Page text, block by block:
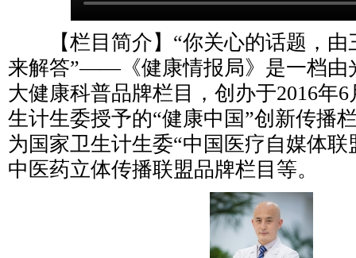
【栏目简介】“你关心的话题，由
来解答”——《健康情报局》是一档由
大健康科普品牌栏目，创办于2016年
生计生委授予的“健康中国”创新传播
为国家卫生计生委“中国医疗自媒体联
中医药立体传播联盟品牌栏目等。